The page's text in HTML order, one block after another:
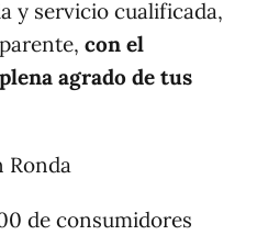
y servicio cualificada,
con el
agrado de tus
Ronda
de consumidores